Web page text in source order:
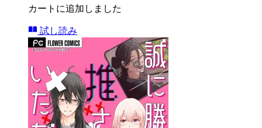
カートに追加しました
試し読み